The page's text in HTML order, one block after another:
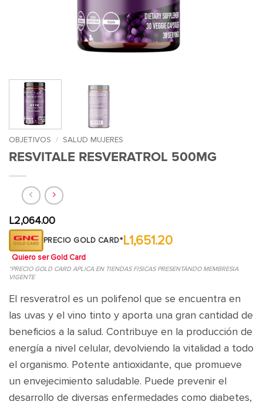
OBJETIVOS / SALUD MUJERES
RESVITALE RESVERATROL 500MG
L2,064.00
PRECIO GOLD CARD*L1,651.20
Quiero ser Gold Card
*PRECIO GOLD CARD APLICA EN TIENDAS FISICAS PRESENTANDO MEMBRESIA
VIGENTE
El resveratrol es un polifenol que se encuentra en
las uvas y el vino tinto y aporta una gran cantidad de
beneficios a la salud. Contribuye en la producción de
energía a nivel celular, devolviendo la vitalidad a todo
el organismo. Potente antioxidante, que promueve
un envejecimiento saludable. Puede prevenir el
desarrollo de diversas enfermedades como diabetes,